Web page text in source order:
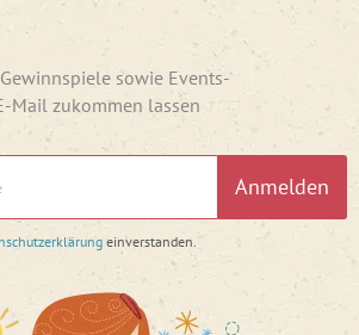
sowie Events-
Mail zukommen lassen
Anmelden
einverstanden.